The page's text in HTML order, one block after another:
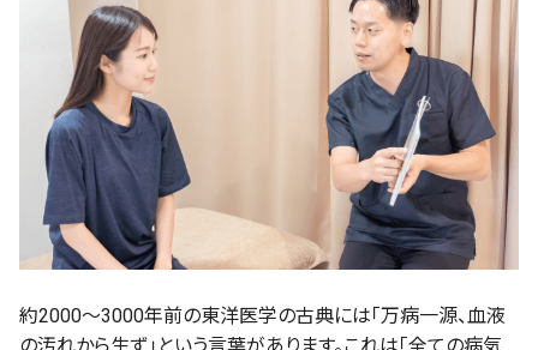
約2000〜3000年前の東洋医学の古典には「万病一源、血液